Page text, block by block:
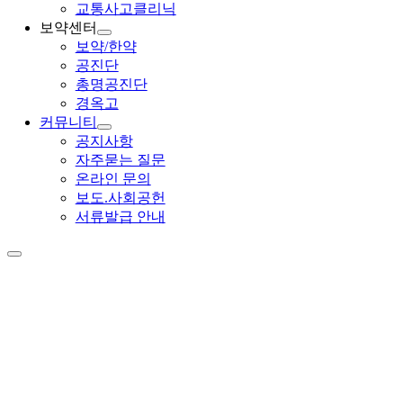
교통사고클리닉
보약센터
보약/한약
공진단
총명공진단
경옥고
커뮤니티
공지사항
자주묻는 질문
온라인 문의
보도.사회공헌
서류발급 안내